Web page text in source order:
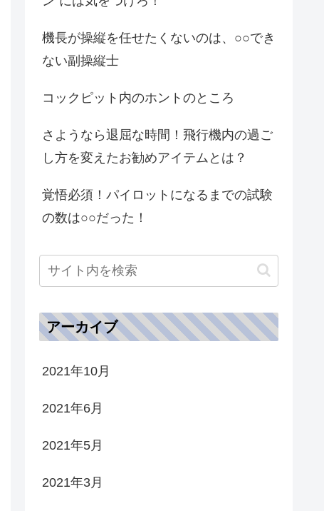
機長が操縦を任せたくないのは、○○でき
ない副操縦士
コックピット内のホントのところ
さようなら退屈な時間！飛行機内の過ご
し方を変えたお勧めアイテムとは？
覚悟必須！パイロットになるまでの試験
の数は○○だった！
アーカイブ
2021年10月
2021年6月
2021年5月
2021年3月